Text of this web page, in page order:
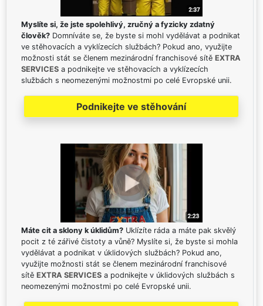
Myslíte si, že jste spolehlivý, zručný a fyzicky zdatný
člověk? Domníváte se, že byste si mohl vydělávat a podnikat
ve stěhovacích a vyklízecích službách? Pokud ano, využijte
možnosti stát se členem mezinárodní franchisové sítě EXTRA
SERVICES a podnikejte ve stěhovacích a vyklízecích
službách s neomezenými možnostmi po celé Evropské unii.
Podnikejte ve stěhování
Máte cit a sklony k úklidům? Uklízíte ráda a máte pak skvělý
pocit z té zářivé čistoty a vůně? Myslíte si, že byste si mohla
vydělávat a podnikat v úklidových službách? Pokud ano,
využijte možnosti stát se členem mezinárodní franchisové
sítě EXTRA SERVICES a podnikejte v úklidových službách s
neomezenými možnostmi po celé Evropské unii.